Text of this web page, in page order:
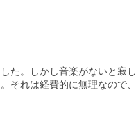
た。しかし音楽がないと寂し
それは経費的に無理なので、